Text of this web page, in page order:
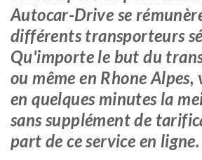
Autocar-Drive se
différents transporteurs
Qu'importe le but du
ou même en Rhone Alpes,
en quelques minutes la
sans supplément de
part de ce service en ligne.